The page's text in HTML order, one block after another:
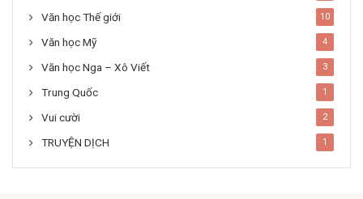
Văn học Thế giới 10
Văn học Mỹ 4
Văn học Nga – Xô Viết 3
Trung Quốc 1
Vui cười 2
TRUYỆN DỊCH 1